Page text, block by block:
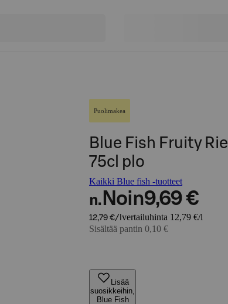
Puolimakea
Blue Fish Fruity
75cl plo
Kaikki Blue fish -tuotteet
n. Noin9,69 €
12,79 €/l vertailuhinta 12,79 €/l
Sisältää pantin 0,10 €
Lisää
suosikkeihin,
Blue Fish